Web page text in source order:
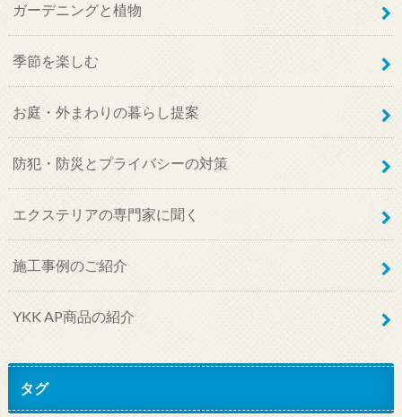
ガーデニングと植物
季節を楽しむ
お庭・外まわりの暮らし提案
防犯・防災とプライバシーの対策
エクステリアの専門家に聞く
施工事例のご紹介
YKK AP商品の紹介
タグ